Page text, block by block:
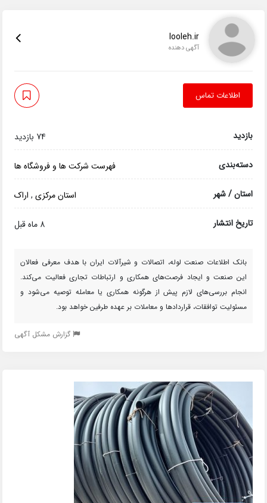
looleh.ir
آگهی دهنده
اطلاعات تماس
بازدید 74 بازدید
دسته‌بندی فهرست شرکت ها و فروشگاه ها
استان / شهر استان مرکزی, اراک
تاریخ انتشار 8 ماه قبل
بانک اطلاعات صنعت لوله، اتصالات و شیرآلات ایران با هدف معرفی فعالان
این صنعت و ایجاد فرصت‌های همکاری و ارتباطات تجاری فعالیت می‌کند.
انجام بررسی‌های لازم پیش از هرگونه همکاری یا معامله توصیه می‌شود و
مسئولیت توافقات، قراردادها و معاملات بر عهده طرفین خواهد بود.
گزارش مشکل آگهی